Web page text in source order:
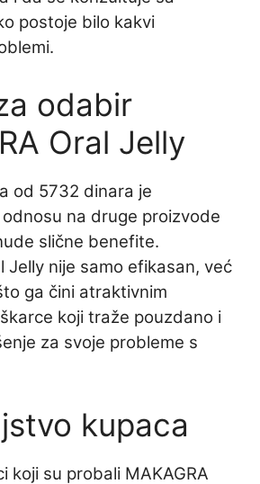
postoje bilo kakvi
odabir
Oral Jelly
od 5732 dinara je
na druge proizvode
slične benefite.
Jelly nije samo efikasan, već
ga čini atraktivnim
koji traže pouzdano i
za svoje probleme s
kupaca
koji su probali MAKAGRA